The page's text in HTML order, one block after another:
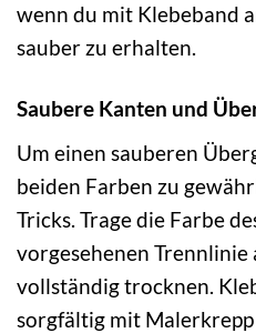
wenn du mit Klebeband
sauber zu erhalten.
Saubere Kanten und
Um einen sauberen
beiden Farben zu
Tricks. Trage die Farbe
vorgesehenen Trennlinie
vollständig trocknen.
sorgfältig mit Malerkrepp